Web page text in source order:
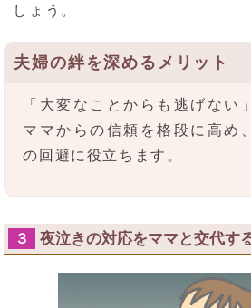
しょう。
夫婦の絆を深めるメリット
「大変なことからも逃げない
ママからの信頼を格段に高め
の回避に役立ちます。
３ 夜泣きの対応をママと交代す